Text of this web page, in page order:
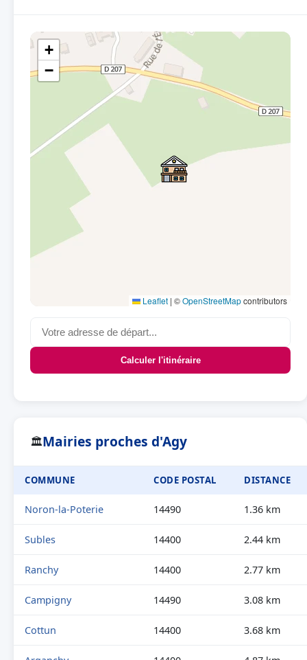
+
−
Leaflet | ©OpenStreetMapcontributors
Calculer l'itinéraire
🏛Mairies proches d'Agy
COMMUNE CODE POSTAL DISTANCE
Noron-la-Poterie 14490 1.36 km
Subles 14400 2.44 km
Ranchy 14400 2.77 km
Campigny 14490 3.08 km
Cottun 14400 3.68 km